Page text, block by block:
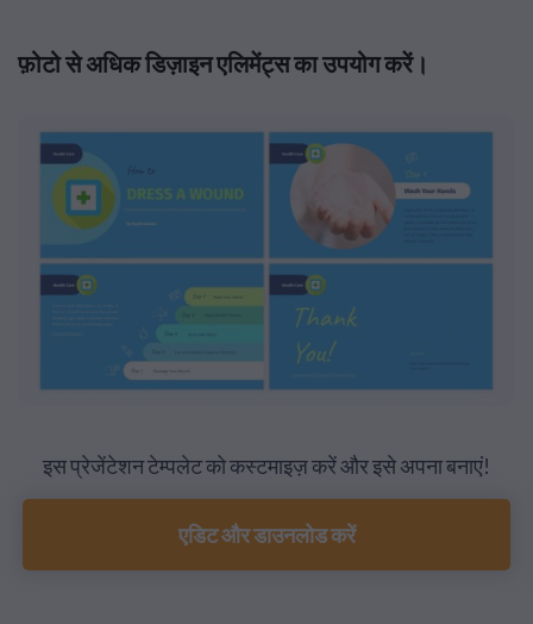
फ़ोटो से अधिक डिज़ाइन एलिमेंट्स का उपयोग करें।
इस प्रेजेंटेशन टेम्पलेट को कस्टमाइज़ करें और इसे अपना बनाएं!
एडिट और डाउनलोड करें